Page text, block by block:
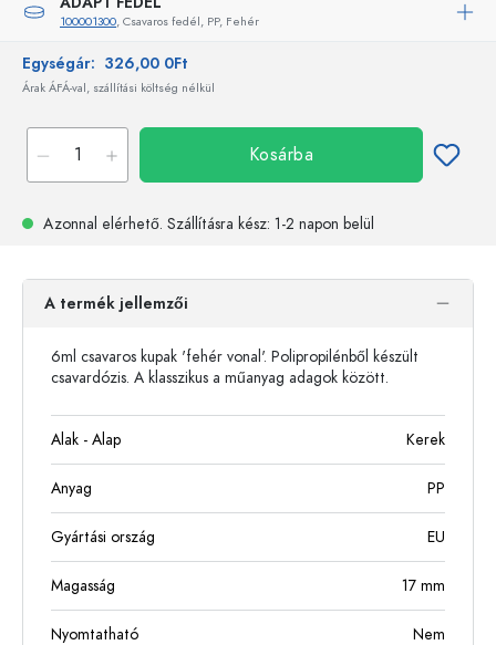
100001300, Csavaros fedél, PP, Fehér
Egységár: 326,00 0Ft
Árak ÁFÁ-val, szállítási költség nélkül
Kosárba
Azonnal elérhető. Szállításra kész: 1-2 napon belül
A termék jellemzői
6ml csavaros kupak 'fehér vonal'. Polipropilénből készült
csavardózis. A klasszikus a műanyag adagok között.
Alak - Alap Kerek
Anyag PP
Gyártási ország EU
Magasság 17 mm
Nyomtatható Nem